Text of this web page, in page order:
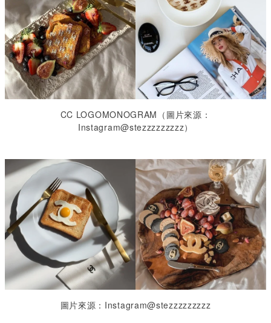
CC LOGOMONOGRAM （圖片來源：
Instagram@stezzzzzzzzz）
圖片來源：Instagram@stezzzzzzzzz